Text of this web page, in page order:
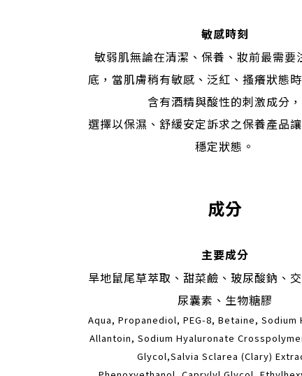
敏感時刻
敏弱肌無論在清潔、保養、妝前最需要
底，當肌膚稍有敏感、泛紅、搔癢狀態
含有酒精與酸性的刺激成分，
選擇以保濕、舒緩安定訴求之保養產品
穩定狀態。
成分
主要成分
旱地鼠尾草萃取、甜菜鹼、玻尿酸鈉、
尿囊素、生物糖膠
Aqua, Propanediol, PEG-8, Betaine, Sodium
Allantoin, Sodium Hyaluronate
Glycol,Salvia Sclarea (Clary)